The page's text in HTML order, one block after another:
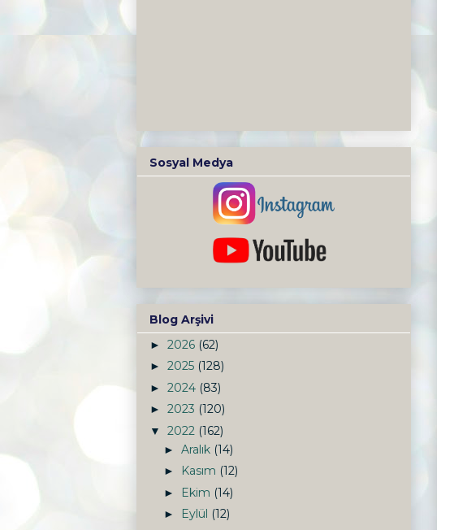
Sosyal Medya
Blog Arşivi
► 2026 (62)
► 2025 (128)
► 2024 (83)
► 2023 (120)
▼ 2022 (162)
► Aralık (14)
► Kasım (12)
► Ekim (14)
► Eylül (12)